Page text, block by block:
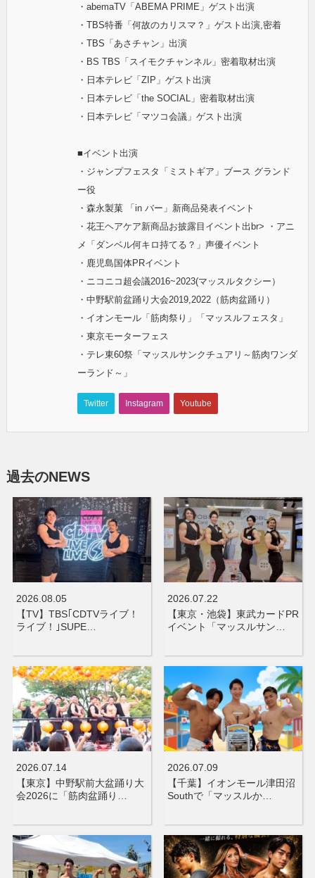
・abemaTV「ABEMA PRIME」ゲスト出演
・TBS特番「何故のカリスマ？」ゲスト出演,密着
・TBS「あさチャン」出演
・BS TBS「スイモクチャンネル」密着取材出演
・日本テレビ「ZIP」ゲスト出演
・日本テレビ「the SOCIAL」密着取材出演
・日本テレビ「マツコ会議」ゲスト出演
■イベント出演
・ジャンプフェスタ「ミストギア」ブース グランド
ー役
・森永製菓 「in バー」新商品発表イベント
・花王ヘアケア新商品お披露目イベント出br> ・アニ
メ「ダンベル何キロ持てる？」声優イベント
・鹿児島国体PRイベント
・ニコニコ超会議2016~2023(マッスルタクシー）
・中野駅前盆踊り大会2019,2022（筋肉盆踊り）
・イオンモール「筋肉祭り」「マッスルフェスタ」
・東京モーターフェス
・テレ東60祭「マッスルサンクチュアリ～筋肉ワンダ
ーランド～」
Twitter Instagram Youtube
過去のNEWS
2026.08.05
【TV】TBS｢CDTVライブ！
ライブ！｣SUPE…
2026.07.22
【東京・池袋】東武カードPR
イベント「マッスルサン…
2026.07.14
【東京】中野駅前大盆踊り大
会2026に「筋肉盆踊り…
2026.07.09
【千葉】イオンモール津田沼
Southで「マッスルか…